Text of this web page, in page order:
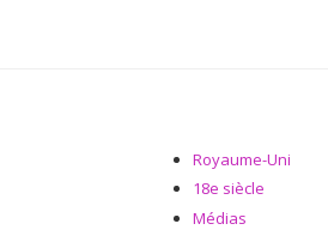
Royaume-Uni
18e siècle
Médias